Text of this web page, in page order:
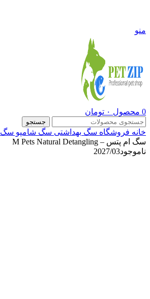
منو
0 محصول ۰ تومان
جستجو
خانه فروشگاه سگ بهداشتی سگ شامپو سگ
سگ ام پتس – M Pets Natural Detangling
ناموجود2027/03